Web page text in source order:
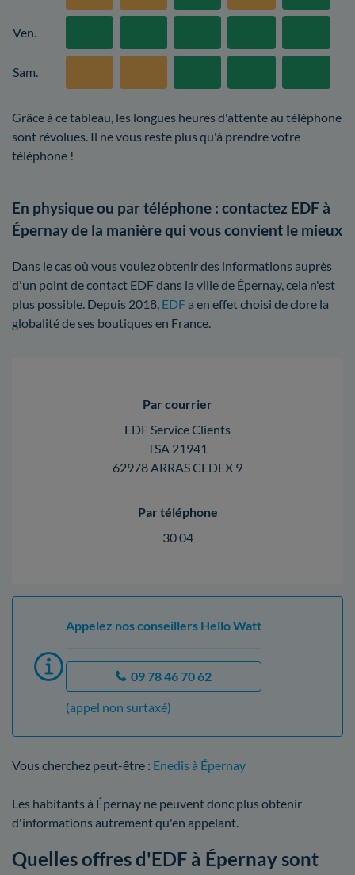
Ven.
Sam.
Grâce à ce tableau, les longues heures d'attente au téléphone
sont révolues. Il ne vous reste plus qu'à prendre votre
téléphone !
En physique ou par téléphone : contactez EDF à
Épernay de la manière qui vous convient le mieux
Dans le cas où vous voulez obtenir des informations auprès
d'un point de contact EDF dans la ville de Épernay, cela n'est
plus possible. Depuis 2018, EDFa en effet choisi de clore la
globalité de ses boutiques en France.
Par courrier
EDF Service Clients
TSA 21941
62978 ARRAS CEDEX 9
Par téléphone
30 04
Appelez nos conseillers Hello Watt
09 78 46 70 62
(appel non surtaxé)
Vous cherchez peut-être : Enedis à Épernay
Les habitants à Épernay ne peuvent donc plus obtenir
d'informations autrement qu'en appelant.
Quelles offres d'EDF à Épernay sont